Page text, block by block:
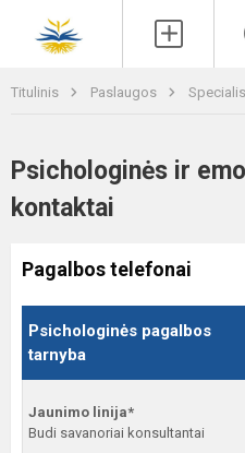
Titulinis Paslaugos
Psichologinės ir
kontaktai
Pagalbos telefonai
Psichologinės pagalbos
tarnyba
Jaunimo linija*
Budi savanoriai konsultantai